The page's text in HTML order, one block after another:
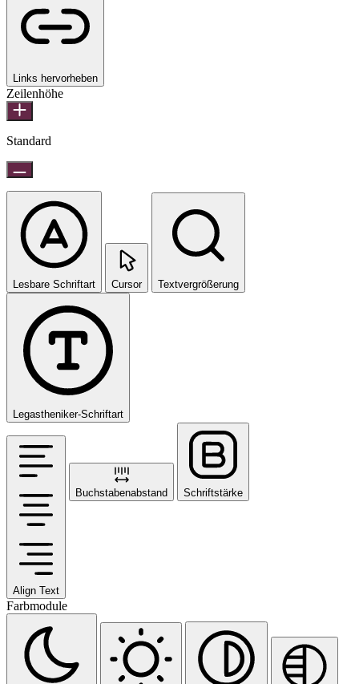
Links hervorheben
Zeilenhöhe
Standard
Lesbare Schriftart Cursor Textvergrößerung
Legastheniker-Schriftart
Align Text
Buchstabenabstand Schriftstärke
Farbmodule